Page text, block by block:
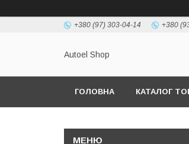
+380 (97) 303-04-14 +380
Autoel Shop
ГОЛОВНА КАТАЛОГ